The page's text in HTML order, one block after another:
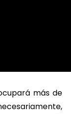
más de